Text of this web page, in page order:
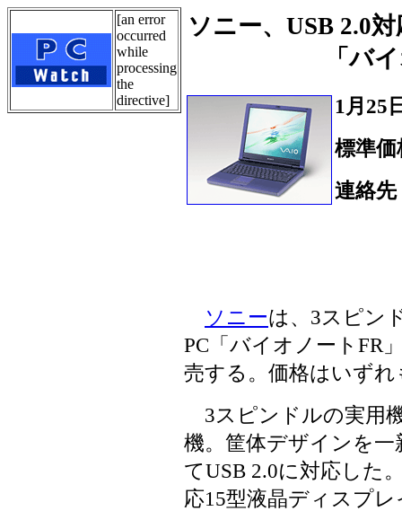
[an error
occurred
while
processing
the
directive]
ソニー、USB 2.0
「バ
1月25
標準
連絡
ソニーは、3スピン
PC「バイオノートFR
売する。価格はいず
3スピンドルの実用
機。筐体デザインを
てUSB 2.0に対応した
応15型液晶ディスプレ